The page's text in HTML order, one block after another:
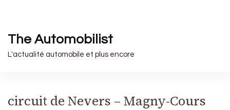
The Automobilist
L'actualité automobile et plus encore
circuit de Nevers – Magny-Cours